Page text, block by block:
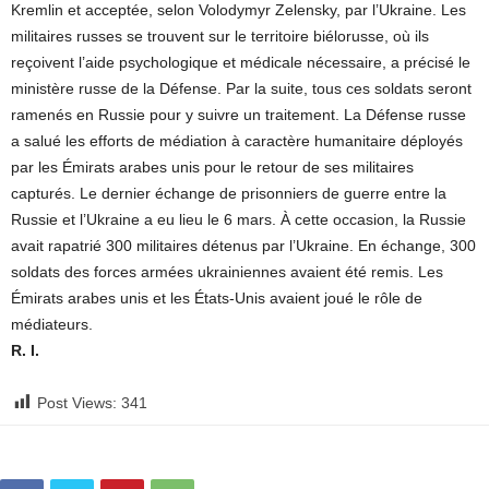
Kremlin et acceptée, selon Volodymyr Zelensky, par l’Ukraine. Les
militaires russes se trouvent sur le territoire biélorusse, où ils
reçoivent l’aide psychologique et médicale nécessaire, a précisé le
ministère russe de la Défense. Par la suite, tous ces soldats seront
ramenés en Russie pour y suivre un traitement. La Défense russe
a salué les efforts de médiation à caractère humanitaire déployés
par les Émirats arabes unis pour le retour de ses militaires
capturés. Le dernier échange de prisonniers de guerre entre la
Russie et l’Ukraine a eu lieu le 6 mars. À cette occasion, la Russie
avait rapatrié 300 militaires détenus par l’Ukraine. En échange, 300
soldats des forces armées ukrainiennes avaient été remis. Les
Émirats arabes unis et les États-Unis avaient joué le rôle de
médiateurs.
R. I.
Post Views: 341